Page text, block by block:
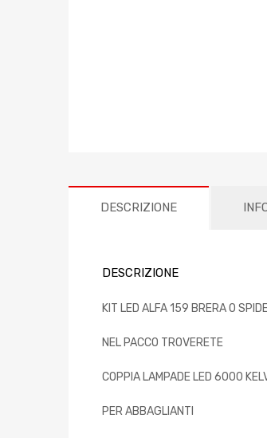
DESCRIZIONE
DESCRIZIONE
KIT LED ALFA 159 BRERA O
NEL PACCO TROVERETE
COPPIA LAMPADE LED 6000
PER ABBAGLIANTI